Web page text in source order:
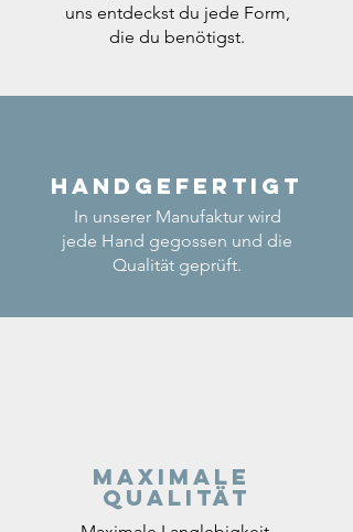
uns entdeckst du jede Form,
die du benötigst.
Handgefertigt
In unserer Manufaktur wird
jede Hand gegossen und die
Qualität geprüft.
Maximale
Qualität